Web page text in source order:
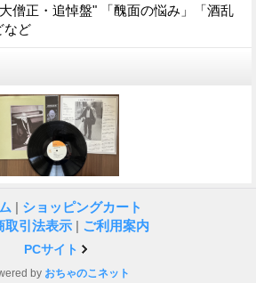
僧正・追悼盤" 「醜面の悩み」「酒乱
など
| ショッピングカート
取引法表示 | ご利用案内
PCサイト
by おちゃのこネット